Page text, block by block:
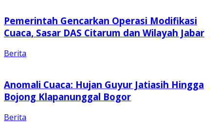
Pemerintah Gencarkan Operasi Modifikasi
Cuaca, Sasar DAS Citarum dan Wilayah Jabar
Berita
Anomali Cuaca: Hujan Guyur Jatiasih Hingga
Bojong Klapanunggal Bogor
Berita